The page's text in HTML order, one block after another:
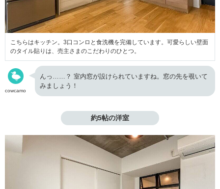
こちらはキッチン。3口コンロと食洗機を完備しています。可愛らしい壁面
のタイル貼りは、売主さまのこだわりのひとつ。
cowcamo
んっ……？ 室内窓が設けられていますね。窓の先を覗いて
みましょう！
約5帖の洋室